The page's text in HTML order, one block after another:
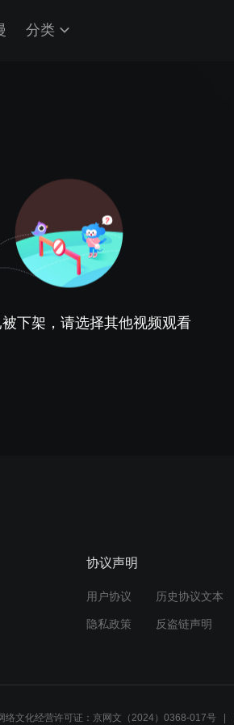
分类
下架，请选择其他视频观看
协议声明
用户协议 历史协议文本
隐私政策 反盗链声明
络文化经营许可证：京网文（2024）0368-017号